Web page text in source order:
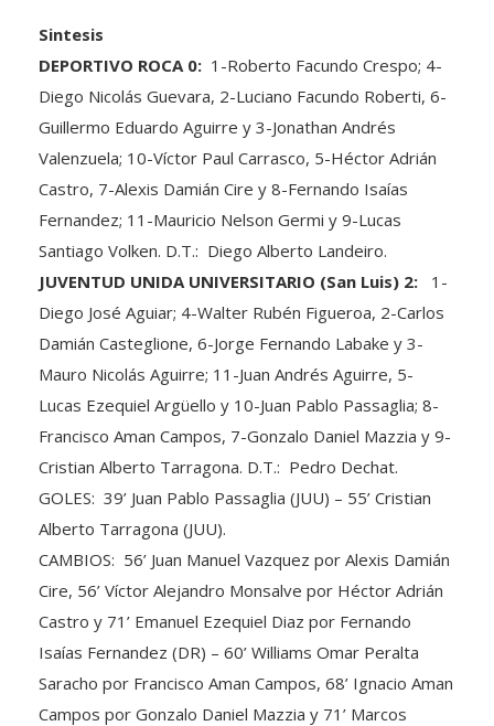
DEPORTIVO ROCA 0:
Diego Nicolás Guevara, 2-Luciano Facundo Roberti, 6-
Guillermo Eduardo Aguirre y 3-Jonathan Andrés
Valenzuela; 10-Víctor Paul Carrasco, 5-Héctor Adrián
Castro, 7-Alexis Damián Cire y 8-Fernando Isaías
Fernandez; 11-Mauricio Nelson Germi y 9-Lucas
Santiago Volken. D.T.: Diego Alberto Landeiro.
JUVENTUD UNIDA UNIVERSITARIO (San Luis) 2:
Diego José Aguiar; 4-Walter Rubén Figueroa, 2-Carlos
Damián Casteglione, 6-Jorge Fernando Labake y 3-
Mauro Nicolás Aguirre; 11-Juan Andrés Aguirre, 5-
Lucas Ezequiel Argüello y 10-Juan Pablo Passaglia; 8-
Francisco Aman Campos, 7-Gonzalo Daniel Mazzia y 9-
Cristian Alberto Tarragona. D.T.: Pedro Dechat.
GOLES: 39’ Juan Pablo Passaglia (JUU) – 55’ Cristian
Alberto Tarragona (JUU).
CAMBIOS: 56’ Juan Manuel Vazquez por Alexis Damián
Cire, 56’ Víctor Alejandro Monsalve por Héctor Adrián
Castro y 71’ Emanuel Ezequiel Diaz por Fernando
Isaías Fernandez (DR) – 60’ Williams Omar Peralta
Saracho por Francisco Aman Campos, 68’ Ignacio Aman
Campos por Gonzalo Daniel Mazzia y 71’ Marcos
Adrián Fernandez por Cristian Alberto Tarragona (JUU).